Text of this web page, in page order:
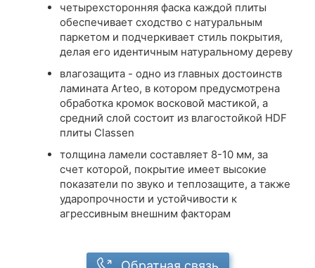
четырехсторонняя фаска каждой плиты
обеспечивает сходство с натуральным
паркетом и подчеркивает стиль покрытия,
делая его идентичным натуральному дереву
влагозащита - одно из главных достоинств
ламината Arteo, в котором предусмотрена
обработка кромок восковой мастикой, а
средний слой состоит из влагостойкой HDF
плиты Classen
толщина ламели составляет 8-10 мм, за
счет которой, покрытие имеет высокие
показатели по звуко и теплозащите, а также
ударопрочности и устойчивости к
агрессивным внешним факторам